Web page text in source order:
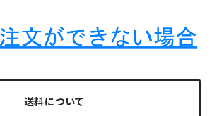
送料について